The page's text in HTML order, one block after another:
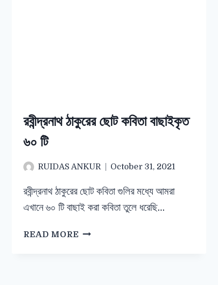
রবীন্দ্রনাথ ঠাকুরের ছোট কবিতা বাছাইকৃত
৬০ টি
RUIDAS ANKUR October 31, 2021
রবীন্দ্রনাথ ঠাকুরের ছোট কবিতা গুলির মধ্যে আমরা
এখানে ৬০ টি বাছাই করা কবিতা তুলে ধরেছি…
READ MORE